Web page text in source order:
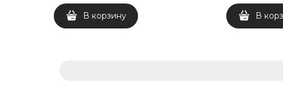
В корзину В